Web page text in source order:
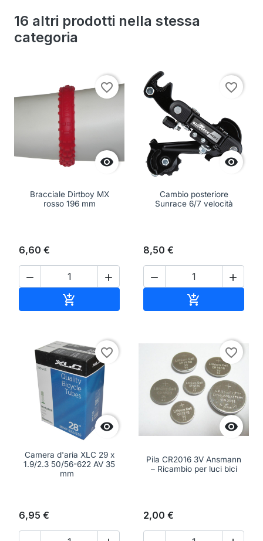
16 altri prodotti nella stessa
categoria

favorite_border
Bracciale Dirtboy MX
rosso 196 mm
6,60 €
 


favorite_border
Cambio posteriore
Sunrace 6/7 velocità
8,50 €
 


favorite_border
Camera d'aria XLC 29 x
1.9/2.3 50/56-622 AV 35
mm
6,95 €

favorite_border
Pila CR2016 3V Ansmann
– Ricambio per luci bici
2,00 €